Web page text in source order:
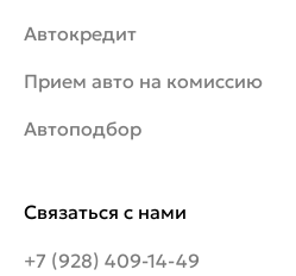
Связаться с нами
+7 (928) 409-14-49
Автокредит
Прием авто на комиссию
Автоподбор